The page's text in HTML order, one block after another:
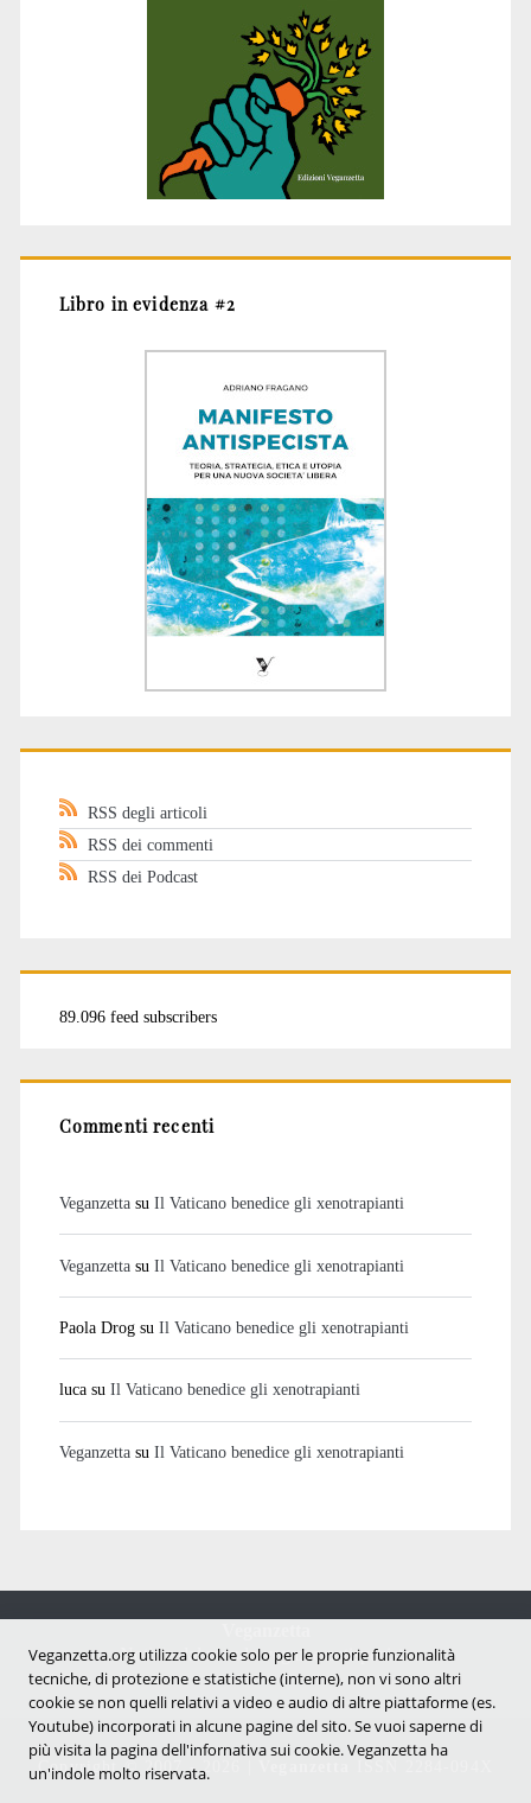
Libro in evidenza #2
RSS degli articoli
RSS dei commenti
RSS dei Podcast
89.096 feed subscribers
Commenti recenti
Veganzettasu Il Vaticano benedice gli xenotrapianti
Veganzettasu Il Vaticano benedice gli xenotrapianti
Paola Drogsu Il Vaticano benedice gli xenotrapianti
lucasu Il Vaticano benedice gli xenotrapianti
Veganzettasu Il Vaticano benedice gli xenotrapianti
Notizie dal mondo vegan e antispecista
Copyright © 2007 - 2026 |
Veganzetta.org utilizza cookie solo per le proprie funzionalità
tecniche, di protezione e statistiche (interne), non vi sono altri
cookie se non quelli relativi a video e audio di altre piattaforme (es.
Youtube) incorporati in alcune pagine del sito. Se vuoi saperne di
più visita la pagina dell'infornativa sui cookie. Veganzetta ha
un'indole molto riservata.